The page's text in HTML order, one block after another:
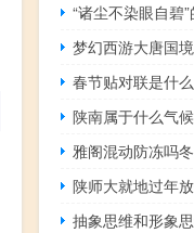
“诸尘不染眼自碧
梦幻西游大唐国
春节贴对联是什
陕南属于什么气候
雅阁混动防冻吗
陕师大就地过年